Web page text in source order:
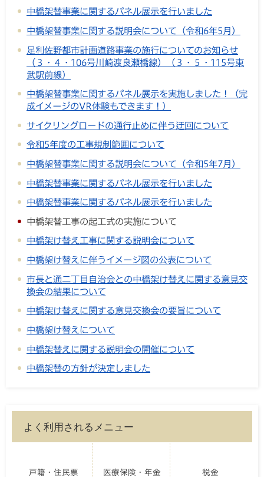
中橋架替事業に関するパネル展示を行いました
中橋架替事業に関する説明会について（令和6年5月）
足利佐野都市計画道路事業の施行についてのお知らせ
（３・４・106号川崎渡良瀬橋線）（３・５・115号東
武駅前線）
中橋架替事業に関するパネル展示を実施しました！（完
成イメージのVR体験もできます！）
サイクリングロードの通行止めに伴う迂回について
令和5年度の工事規制範囲について
中橋架替事業に関する説明会について（令和5年7月）
中橋架替事業に関するパネル展示を行いました
中橋架替事業に関するパネル展示を行いました
中橋架替工事の起工式の実施について
中橋架け替え工事に関する説明会について
中橋架け替えに伴うイメージ図の公表について
市長と通二丁目自治会との中橋架け替えに関する意見交
換会の結果について
中橋架け替えに関する意見交換会の要旨について
中橋架け替えについて
中橋架替えに関する説明会の開催について
中橋架替の方針が決定しました
よく利用されるメニュー
戸籍・住民票 医療保険・年金 税金